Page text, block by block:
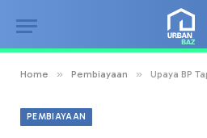
Home » Pembiayaan » Upaya BP Tapera
PEMBIAYAAN